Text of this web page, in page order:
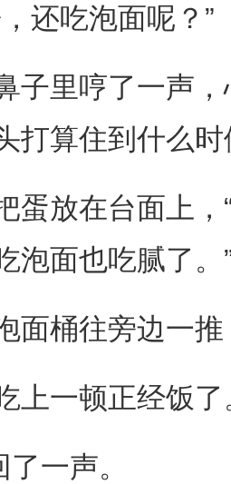
还吃泡面呢？”
里哼了一声，
打算住到什么时
放在台面上，“
泡面也吃腻了。
桶往旁边一推
一顿正经饭了
一声。